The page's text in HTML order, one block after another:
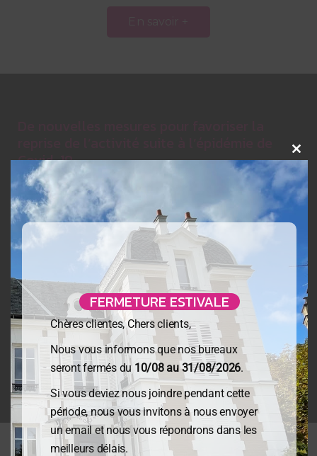
Covid-19
Une loi portant diverses mesures liées à la crise
sanitaire vient d’être définitivement adoptée.
Afin de favoriser la relance de l’activité et la
sécurisation de l’emploi, elle prévoit notamment de
nouvelles mesures en faveur des salariés placés en
activité partielle, la création d’un dispositif spécifique
d’activité partielle ainsi que la facilitation du recours
aux CDD, à l’intérim et au prêt de main-d’œuvre.
En savoir +
FERMETURE ESTIVALE
Chères clientes, Chers clients,
Nous vous informons que nos bureaux
seront fermés du 10/08 au 31/08/2026.
Si vous deviez nous joindre pendant cette
période, nous vous invitons à nous envoyer
un email et nous vous répondrons dans les
meilleurs délais.